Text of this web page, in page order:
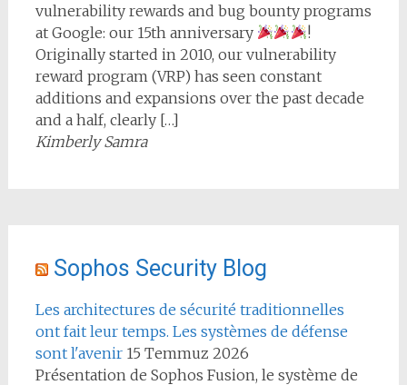
vulnerability rewards and bug bounty programs
at Google: our 15th anniversary
!
Originally started in 2010, our vulnerability
reward program (VRP) has seen constant
additions and expansions over the past decade
and a half, clearly […]
Kimberly Samra
Sophos Security Blog
Les architectures de sécurité traditionnelles
ont fait leur temps. Les systèmes de défense
sont l'avenir 15 Temmuz 2026
Présentation de Sophos Fusion, le système de